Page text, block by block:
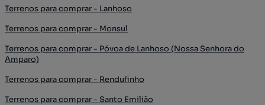
Terrenos para comprar - Lanhoso
Terrenos para comprar - Monsul
Terrenos para comprar - Póvoa de Lanhoso (Nossa Senhora do
Amparo)
Terrenos para comprar - Rendufinho
Terrenos para comprar - Santo Emilião